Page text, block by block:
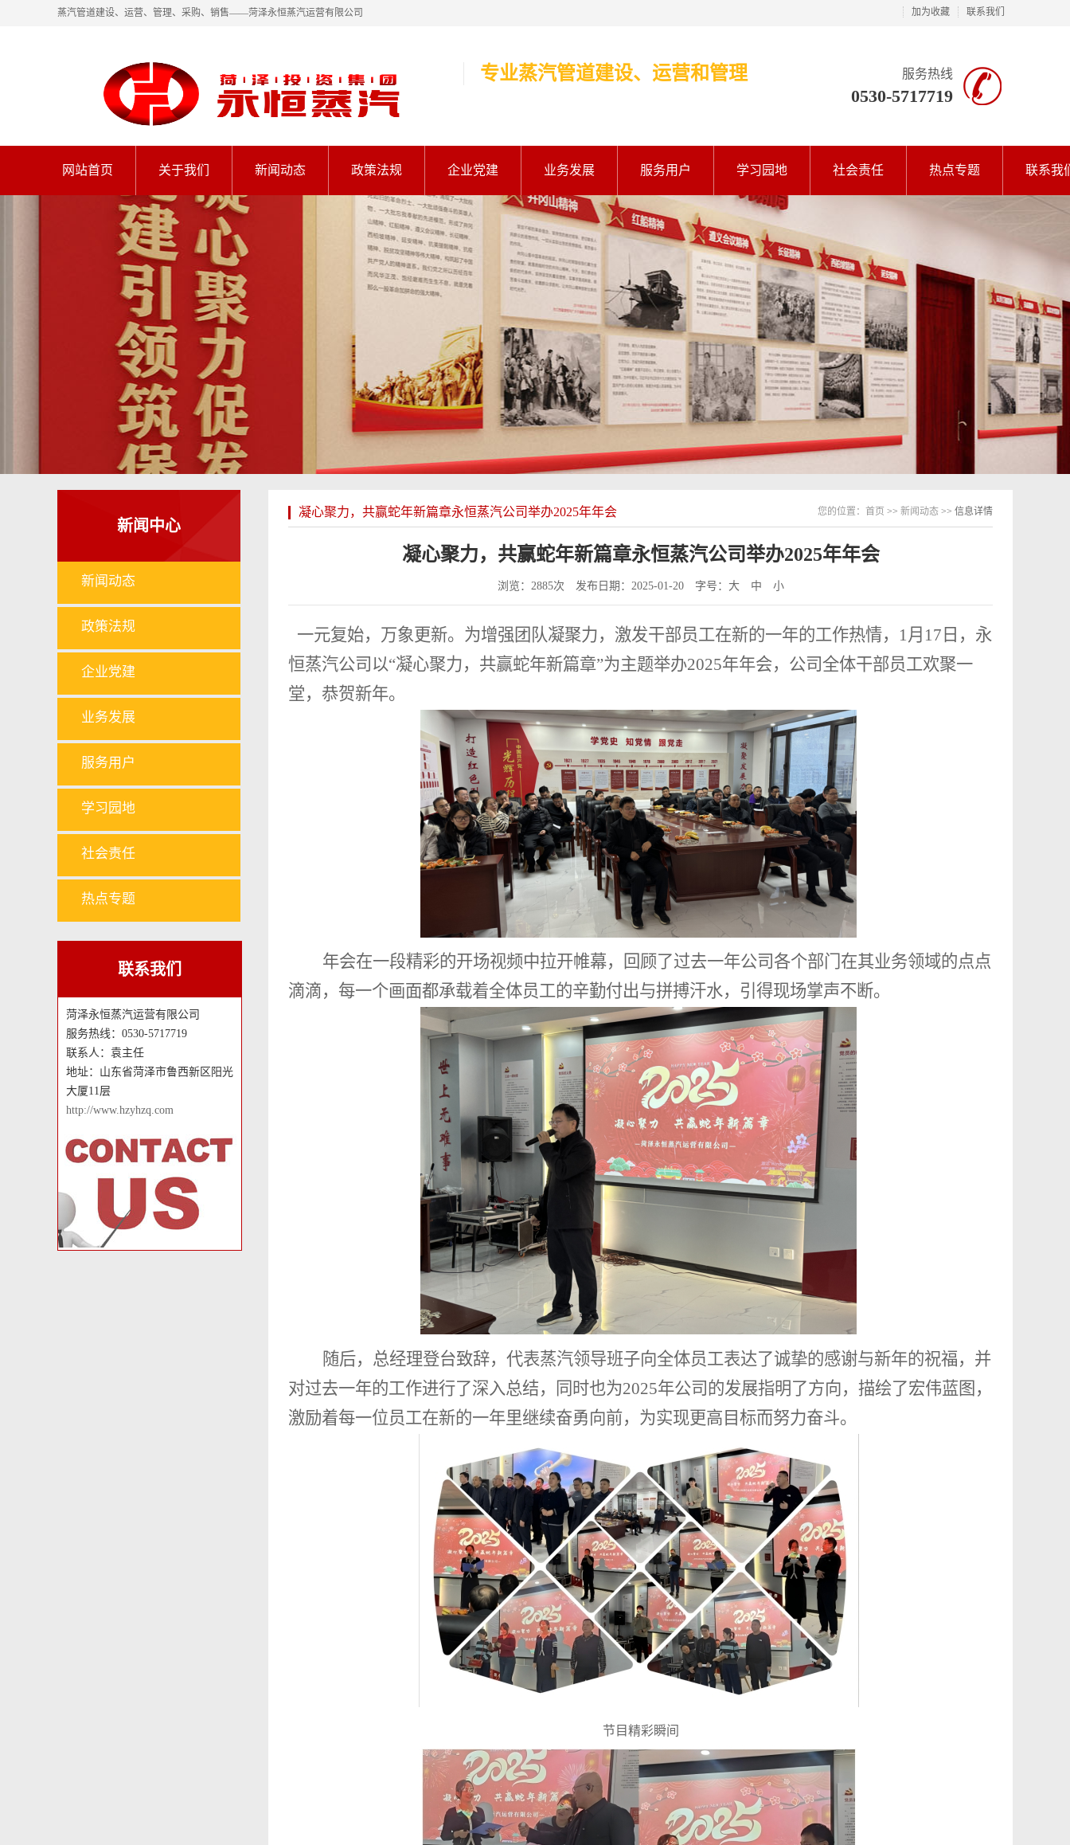
蒸汽管道建设、运营、管理、采购、销售——菏泽永恒蒸汽运营有限公司 加为收藏 联系我们
专业蒸汽管道建设、运营和管理 服务热线
0530-5717719
网站首页 关于我们 新闻动态 政策法规 企业党建 业务发展 服务用户 学习园地 社会责任 热点专题 联系我
新闻中心
新闻动态
政策法规
企业党建
业务发展
服务用户
学习园地
社会责任
热点专题
联系我们
菏泽永恒蒸汽运营有限公司
服务热线：0530-5717719
联系人：袁主任
地址：山东省菏泽市鲁西新区阳光
大厦11层
http://www.hzyhzq.com
凝心聚力，共赢蛇年新篇章永恒蒸汽公司举办2025年年会 您的位置： 首页 >> 新闻动态 >> 信息详情
凝心聚力，共赢蛇年新篇章永恒蒸汽公司举办2025年年会
浏览：2885次 发布日期：2025-01-20 字号： 大 中 小
一元复始，万象更新。为增强团队凝聚力，激发干部员工在新的一年的工作热情，
1月17日，永
恒蒸汽公司以“凝心聚力，共赢蛇年新篇章”为主题举办2025年年会，公司全体干部员工欢聚一
堂，恭贺新年。
年会在一段精彩的开场视频中拉开帷幕，回顾了过去一年公司各个部门在其业务领域的点点
滴滴，每一个画面都承载着全体员工的辛勤付出与拼搏汗水，引得现场掌声不断。
随后，总经理登台致辞，代表蒸汽领导班子向全体员工表达了诚挚的感谢与新年的祝福，并
对过去一年的工作进行了深入总结，同时也为2025年公司的发展指明了方向，描绘了宏伟蓝图，
激励着每一位员工在新的一年里继续奋勇向前，为实现更高目标而努力奋斗。
节目精彩瞬间